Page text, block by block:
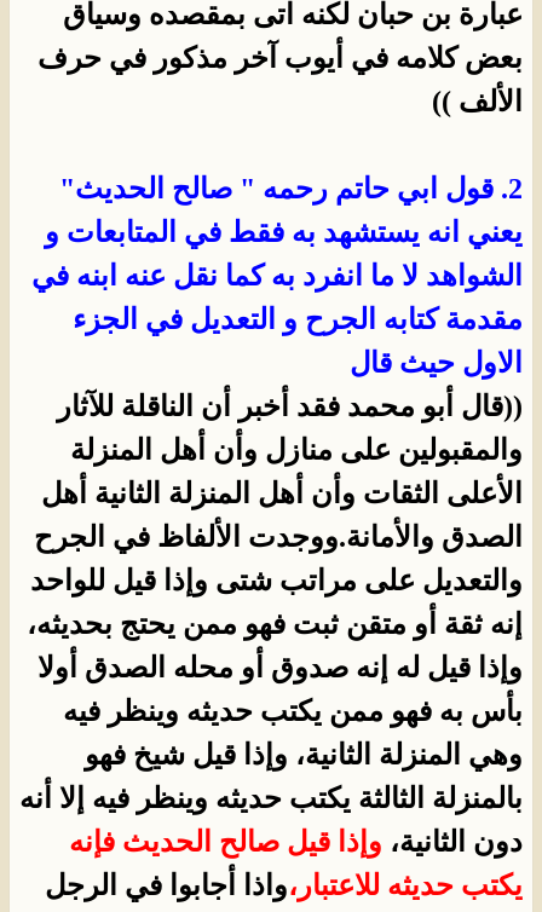
عبارة بن حبان لكنه اتى بمقصده وسياق
بعض كلامه في أيوب آخر مذكور في حرف
الألف ))
2. قول ابي حاتم رحمه " صالح الحديث"
يعني انه يستشهد به فقط في المتابعات و
الشواهد لا ما انفرد به كما نقل عنه ابنه في
مقدمة كتابه الجرح و التعديل في الجزء
الاول حيث قال
((قال أبو محمد فقد أخبر أن الناقلة للآثار
والمقبولين على منازل وأن أهل المنزلة
الأعلى الثقات وأن أهل المنزلة الثانية أهل
الصدق والأمانة.ووجدت الألفاظ في الجرح
والتعديل على مراتب شتى وإذا قيل للواحد
إنه ثقة أو متقن ثبت فهو ممن يحتج بحديثه،
وإذا قيل له إنه صدوق أو محله الصدق أولا
بأس به فهو ممن يكتب حديثه وينظر فيه
وهي المنزلة الثانية، وإذا قيل شيخ فهو
بالمنزلة الثالثة يكتب حديثه وينظر فيه إلا أنه
دون الثانية، وإذا قيل صالح الحديث فإنه
يكتب حديثه للاعتبار،واذا أجابوا في الرجل